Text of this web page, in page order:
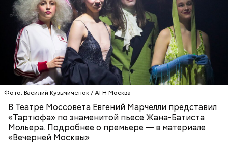
Фото: Василий Кузьмиченок / АГН Москва
В Театре Моссовета Евгений Марчелли представил
«Тартюфа» по знаменитой пьесе Жана-Батиста
Мольера. Подробнее о премьере — в материале
«Вечерней Москвы».